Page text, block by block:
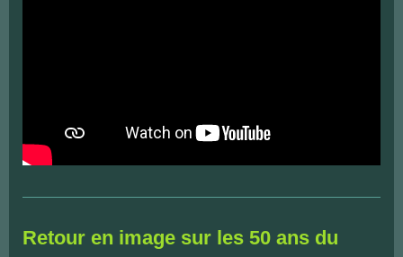
Retour en image sur les 50 ans du